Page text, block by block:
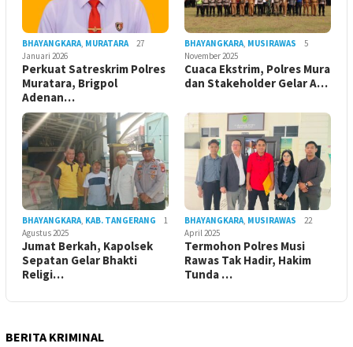
BHAYANGKARA, MURATARA
27
Januari 2026
Perkuat Satreskrim Polres
Muratara, Brigpol
Adenan…
BHAYANGKARA, MUSIRAWAS
5
November 2025
Cuaca Ekstrim, Polres Mura
dan Stakeholder Gelar A…
BHAYANGKARA, KAB. TANGERANG
1
Agustus 2025
Jumat Berkah, Kapolsek
Sepatan Gelar Bhakti
Religi…
BHAYANGKARA, MUSIRAWAS
22
April 2025
Termohon Polres Musi
Rawas Tak Hadir, Hakim
Tunda …
BERITA KRIMINAL